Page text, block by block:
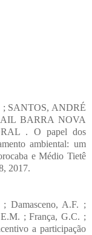
SANTOS, ANDRÉ
BARRA NOVA
. O papel dos
ambiental: um
e Médio Tietê
2017.
Damasceno, A.F. ;
; França, G.C. ;
a participação